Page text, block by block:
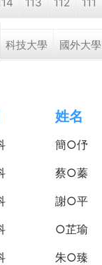
科技大學 國外大學
姓名
簡○伃
蔡○蓁
謝○平
○芷瑜
朱○臻